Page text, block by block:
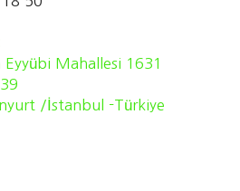
Eyyübi Mahallesi 1631
/İstanbul -Türkiye